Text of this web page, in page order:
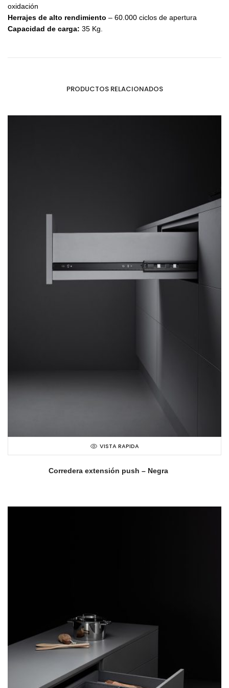
oxidación
Herrajes de alto rendimiento – 60.000 ciclos de apertura
Capacidad de carga: 35 Kg.
PRODUCTOS RELACIONADOS
VISTA RAPIDA
Corredera extensión push – Negra